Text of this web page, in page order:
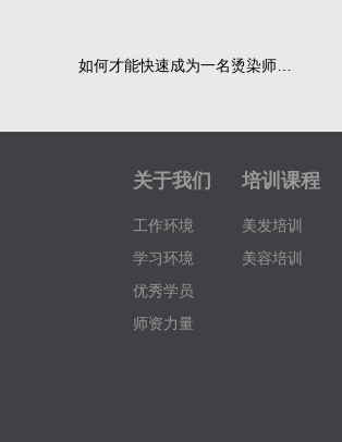
如何才能快速成为一名烫染师…
关于我们
工作环境
学习环境
优秀学员
师资力量
培训课程
美发培训
美容培训